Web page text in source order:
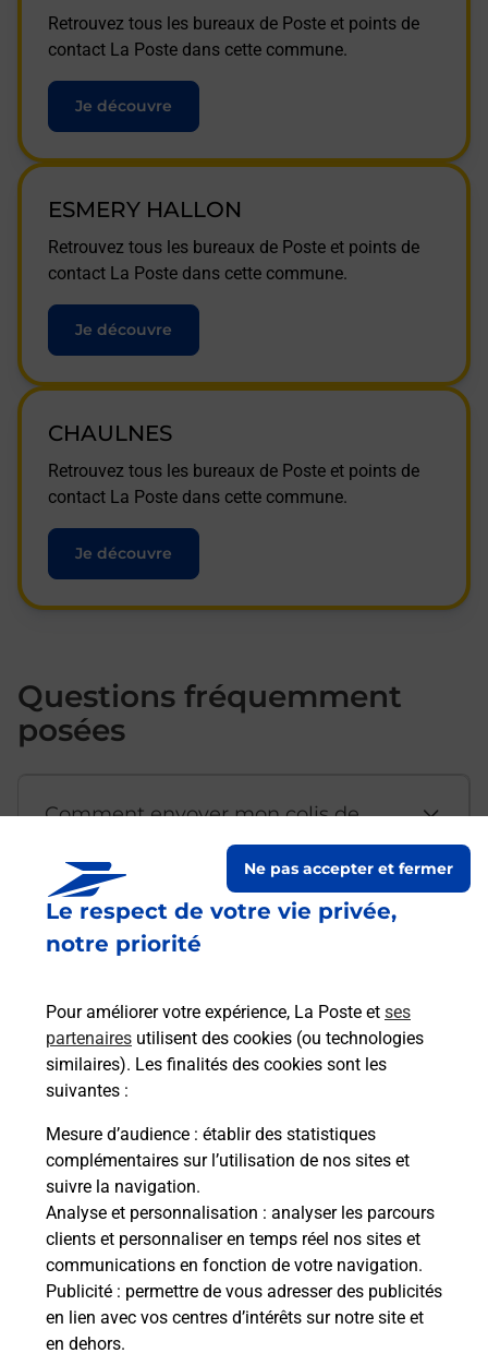
Le respect de votre vie privée,
notre priorité
Pour améliorer votre expérience, La Poste et ses
partenaires utilisent des cookies (ou technologies
similaires). Les finalités des cookies sont les
suivantes :
Mesure d’audience : établir des statistiques
complémentaires sur l’utilisation de nos sites et
suivre la navigation.
Analyse et personnalisation : analyser les parcours
clients et personnaliser en temps réel nos sites et
communications en fonction de votre navigation.
Publicité : permettre de vous adresser des publicités
en lien avec vos centres d’intérêts sur notre site et
en dehors.
Ne pas accepter et fermer
Retrouvez tous les bureaux de Poste et points de
contact La Poste dans cette commune.
Je découvre
ESMERY HALLON
Retrouvez tous les bureaux de Poste et points de
contact La Poste dans cette commune.
Je découvre
CHAULNES
Retrouvez tous les bureaux de Poste et points de
contact La Poste dans cette commune.
Je découvre
Questions fréquemment
posées
Comment envoyer mon colis de
Est-il possible d’acheter un
emballage directement depuis un
Comment demander une
modification de livraison ?
Comment La Poste participe-t-elle
à votre sécurité au quotidien ?
Puis-je passer mon code de la route
avec La Poste et sous quelles
conditions ?